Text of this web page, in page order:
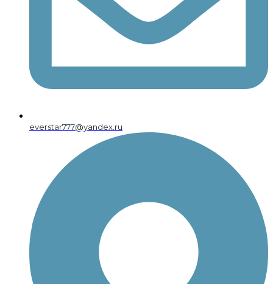
everstar777@yandex.ru